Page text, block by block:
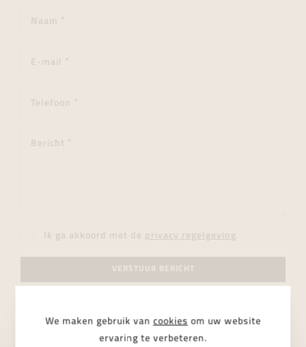
Ik ga akkoord met de privacy regelgeving
VERSTUUR BERICHT
We maken gebruik van cookies om uw website
ervaring te verbeteren.